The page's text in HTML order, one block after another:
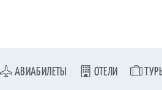
АВИАБИЛЕТЫ ОТЕЛИ